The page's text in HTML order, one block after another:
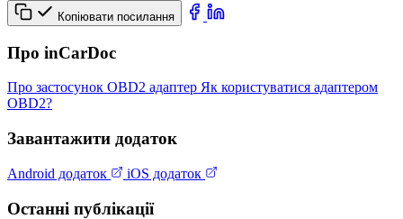
Копіювати посилання
Про inCarDoc
Про застосунок OBD2 адаптер Як користуватися адаптером
OBD2?
Завантажити додаток
Android додаток iOS додаток
Останні публікації